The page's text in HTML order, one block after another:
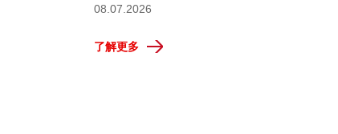
08.07.2026
了解更多